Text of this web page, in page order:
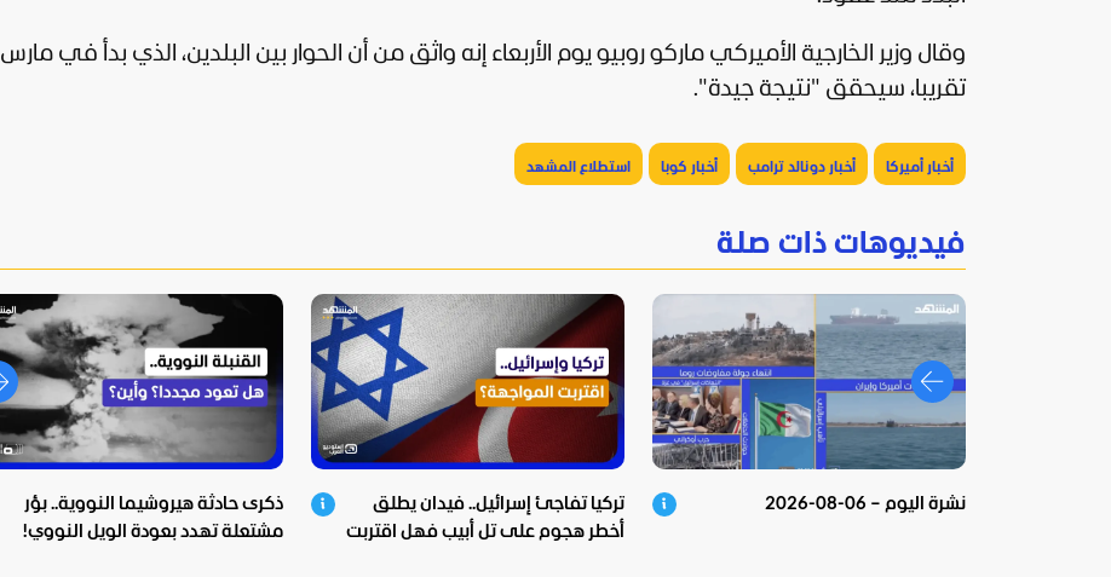
وقال وزير الخارجية الأميركي ماركو روبيو يوم الأربعاء إنه واثق من أن الحوار بين البلدين، الذي بدأ في مارس
تقريبا، سيحقق "نتيجة جيدة".
أخبار أميركا أخبار دونالد ترامب أخبار كوبا استطلاع المشهد
فيديوهات ذات صلة
نشرة اليوم – 06-08-2026
تركيا تفاجئ إسرائيل.. فيدان يطلق
أخطر هجوم على تل أبيب فهل اقتربت
ذكرى حادثة هيروشيما النووية.. بؤر
مشتعلة تهدد بعودة الويل النووي!